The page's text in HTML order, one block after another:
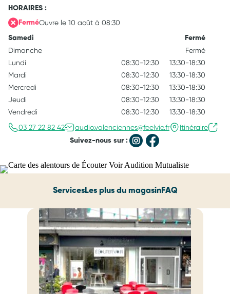
HORAIRES :
FerméOuvre le 10 août à 08:30
Samedi Fermé
Dimanche
Fermé
Lundi
08:30-12:30
13:30-18:30
Mardi
08:30-12:30
13:30-18:30
Mercredi
08:30-12:30
13:30-18:30
Jeudi
08:30-12:30
13:30-18:30
Vendredi
08:30-12:30
13:30-18:30
03 27 22 82 42
audio.valenciennes@feelvie.fr Itinéraire
Suivez-nous sur :
ServicesLes plus du magasinFAQ